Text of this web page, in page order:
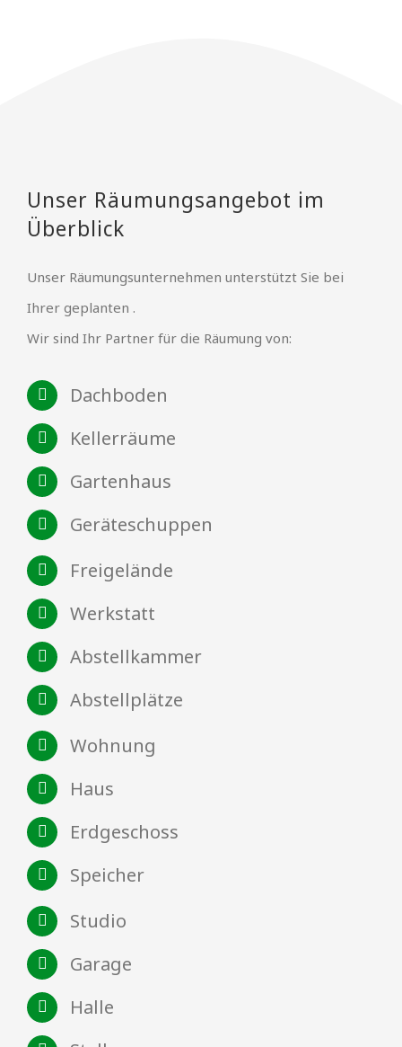
Unser Räumungsangebot im
Überblick
Unser Räumungsunternehmen unterstützt Sie bei
Ihrer geplanten .
Wir sind Ihr Partner für die Räumung von:
Dachboden
Kellerräume
Gartenhaus
Geräteschuppen
Freigelände
Werkstatt
Abstellkammer
Abstellplätze
Wohnung
Haus
Erdgeschoss
Speicher
Studio
Garage
Halle